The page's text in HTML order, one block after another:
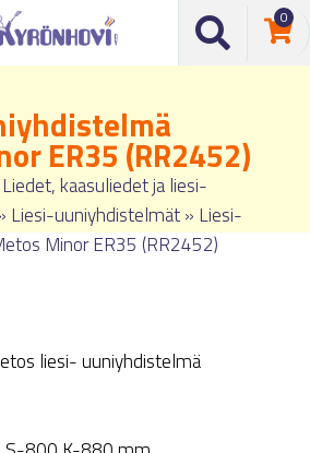
0
ER35 (RR2452)
Liedet, kaasuliedet ja liesi-
Liesi-uuniyhdistelmät» Liesi-
Minor ER35 (RR2452)
liesi- uuniyhdistelmä